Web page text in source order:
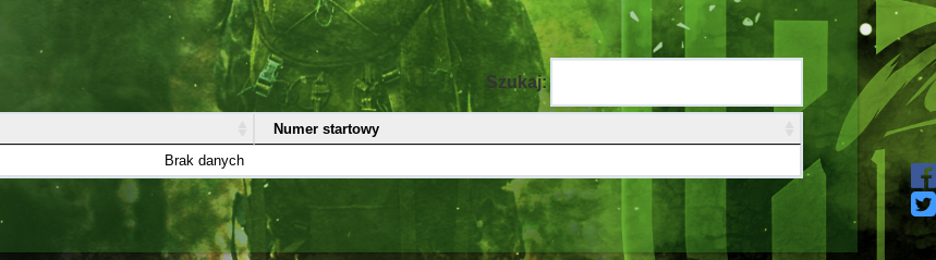
Szukaj:
Numer startowy
Brak danych